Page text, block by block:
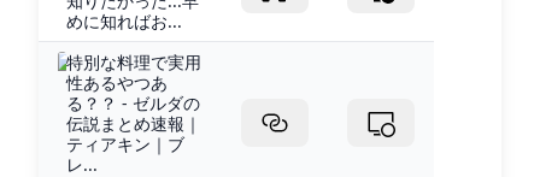
めに知ればお...
特別な料理で実用
性あるやつあ
る？？ - ゼルダの
伝説まとめ速報｜
ティアキン｜ブ
レ...